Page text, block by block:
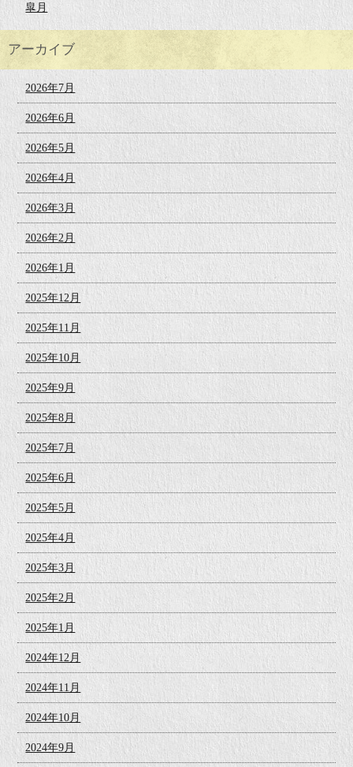
皐月
アーカイブ
2026年7月
2026年6月
2026年5月
2026年4月
2026年3月
2026年2月
2026年1月
2025年12月
2025年11月
2025年10月
2025年9月
2025年8月
2025年7月
2025年6月
2025年5月
2025年4月
2025年3月
2025年2月
2025年1月
2024年12月
2024年11月
2024年10月
2024年9月